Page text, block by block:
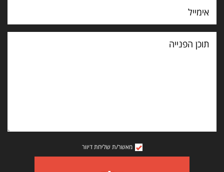
תוכן
הפנייה
מאשר/ת שליחת דיוור